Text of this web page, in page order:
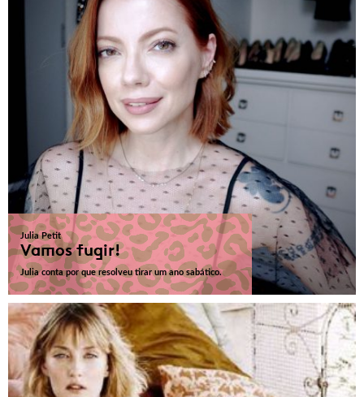
Julia Petit
Vamos fugir!
Julia conta por que resolveu tirar um ano sabático.